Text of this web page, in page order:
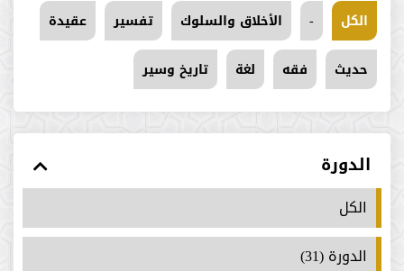
الكل - الأخلاق والسلوك تفسير
عقيدة
حديث
فقه لغة تاريخ وسير
الدورة
الكل
الدورة (31)